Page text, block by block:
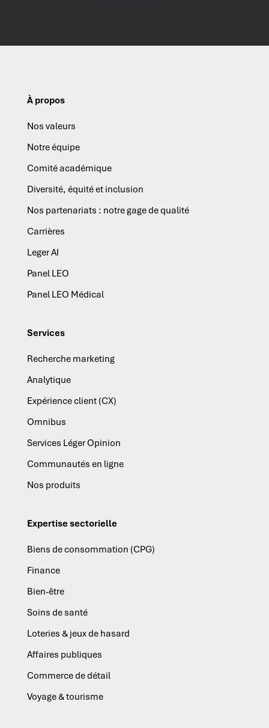
À propos
Nos valeurs
Notre équipe
Comité académique
Diversité, équité et inclusion
Nos partenariats : notre gage de qualité
Carrières
Leger AI
Panel LEO
Panel LEO Médical
Services
Recherche marketing
Analytique
Expérience client (CX)
Omnibus
Services Léger Opinion
Communautés en ligne
Nos produits
Expertise sectorielle
Biens de consommation (CPG)
Finance
Bien-être
Soins de santé
Loteries & jeux de hasard
Affaires publiques
Commerce de détail
Voyage & tourisme